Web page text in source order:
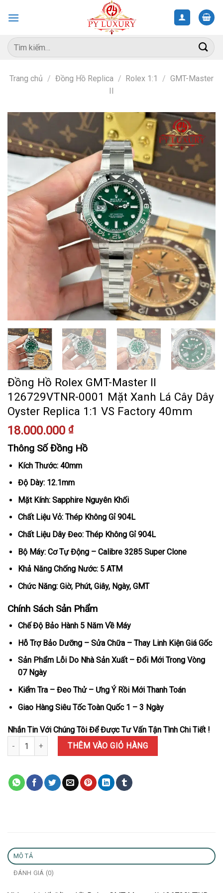
Tìm
kiếm:
Trang chủ / Đồng Hồ Replica / Rolex 1:1 / GMT-Master
II
Đồng Hồ Rolex GMT-Master II
126729VTNR-0001 Mặt Xanh Lá Cây Dây
Oyster Replica 1:1 VS Factory 40mm
18.000.000 ₫
Thông Số Đồng Hồ
Kích Thước: 40mm
Độ Dày: 12.1mm
Mặt Kính: Sapphire Nguyên Khối
Chất Liệu Vỏ: Thép Không Gỉ 904L
Chất Liệu Dây Đeo: Thép Không Gỉ 904L
Bộ Máy: Cơ Tự Động – Calibre 3285 Super Clone
Khả Năng Chống Nước: 5 ATM
Chức Năng: Giờ, Phút, Giây, Ngày, GMT
Chính Sách Sản Phẩm
Chế Độ Bảo Hành 5 Năm Về Máy
Hỗ Trợ Bảo Dưỡng – Sửa Chữa – Thay Linh Kiện Giá Gốc
Sản Phẩm Lỗi Do Nhà Sản Xuất – Đổi Mới Trong Vòng
07 Ngày
Kiểm Tra – Đeo Thử – Ưng Ý Rồi Mới Thanh Toán
Giao Hàng Siêu Tốc Toàn Quốc 1 – 3 Ngày
Nhắn Tin Với Chúng Tôi Để Được Tư Vấn Tận Tình Chi Tiết !
Đồng Hồ Rolex GMT-Master II 126729VTNR-0001 Mặt Xanh Lá
THÊM VÀO GIỎ HÀNG
MÔ TẢ
ĐÁNH GIÁ (0)